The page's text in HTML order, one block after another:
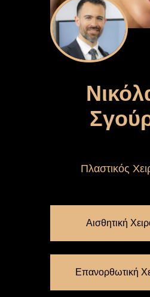
Πλαστικός
Αισθητική
Επανορθωτική